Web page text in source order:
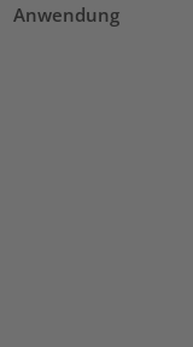
Anwendung